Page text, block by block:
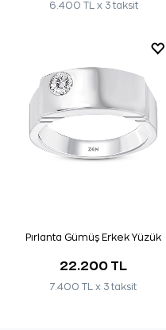
6.400 TL x 3 taksit
Pırlanta Gümüş Erkek Yüzük
22.200 TL
7.400 TL x 3 taksit